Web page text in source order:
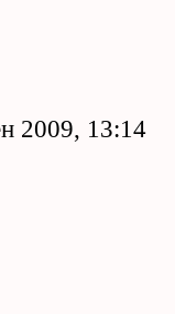
2009, 13:14